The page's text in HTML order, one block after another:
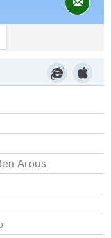
Arous